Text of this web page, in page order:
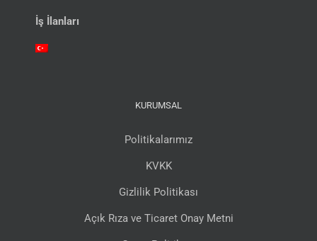
İş İlanları
KURUMSAL
Politikalarımız
KVKK
Gizlilik Politikası
Açık Rıza ve Ticaret Onay Metni